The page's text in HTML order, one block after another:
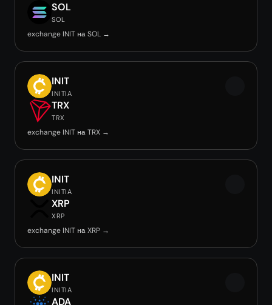
SOL
SOL
exchange INIT на SOL →
INIT
INITIA
TRX
TRX
exchange INIT на TRX →
INIT
INITIA
XRP
XRP
exchange INIT на XRP →
INIT
INITIA
ADA